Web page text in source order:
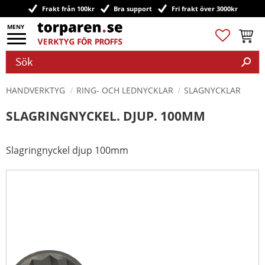
Meny
Frakt från 100kr Bra support Fri frakt över 3000kr
Favoriter
HANDVERKTYG RING- OCH LEDNYCKLAR SLAGNYCKLAR
SLAGRINGNYCKEL. DJUP. 100MM
Slagringnyckel djup 100mm